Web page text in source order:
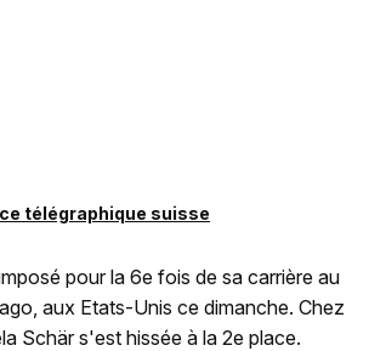
télégraphique suisse
pour la 6e fois de sa carrière au
aux Etats-Unis ce dimanche. Chez
Schär s'est hissée à la 2e place.